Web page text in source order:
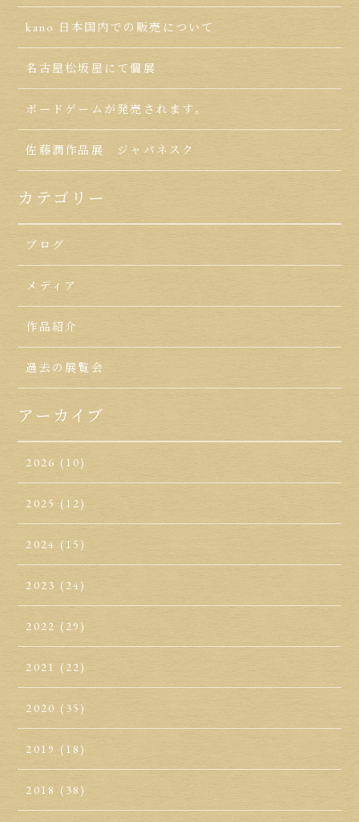
kano 日本国内での販売について
名古屋松坂屋にて個展
ボードゲームが発売されます。
佐藤潤作品展 ジャパネスク
カテゴリー
ブログ
メディア
作品紹介
過去の展覧会
アーカイブ
2026 (10)
2025 (12)
2024 (15)
2023 (24)
2022 (29)
2021 (22)
2020 (35)
2019 (18)
2018 (38)